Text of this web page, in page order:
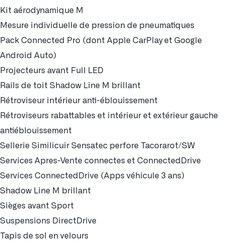
Kit aérodynamique M
Mesure individuelle de pression de pneumatiques
Pack Connected Pro (dont Apple CarPlay et Google
Android Auto)
Projecteurs avant Full LED
Rails de toit Shadow Line M brillant
Rétroviseur intérieur anti-éblouissement
Rétroviseurs rabattables et intérieur et extérieur gauche
antiéblouissement
Sellerie Similicuir Sensatec perfore Tacorarot/SW
Services Apres-Vente connectes et ConnectedDrive
Services ConnectedDrive (Apps véhicule 3 ans)
Shadow Line M brillant
Sièges avant Sport
Suspensions DirectDrive
Tapis de sol en velours